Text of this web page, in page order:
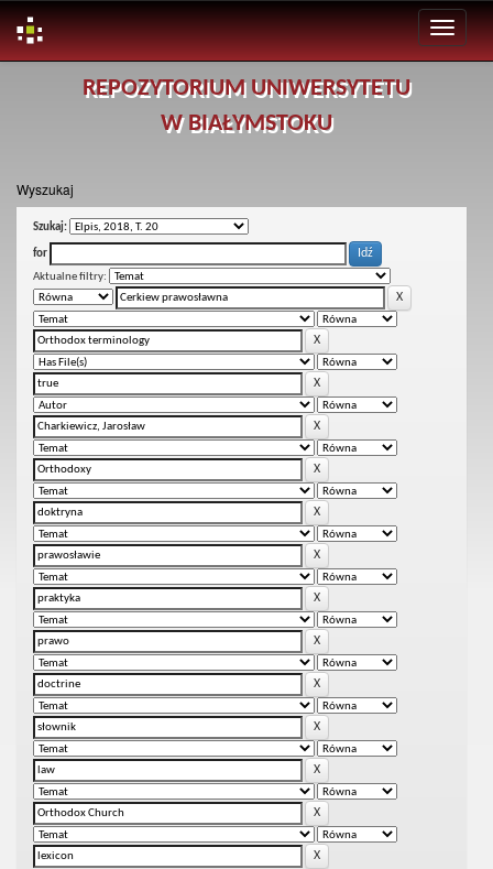
REPOZYTORIUM UNIWERSYTETU
W BIAŁYMSTOKU
Wyszukaj
Szukaj:
for
Aktualne filtry: